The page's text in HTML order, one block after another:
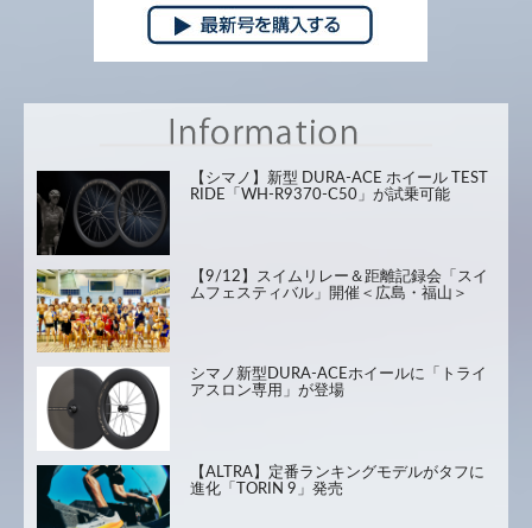
【シマノ】新型 DURA-ACE ホイール TEST
RIDE「WH-R9370-C50」が試乗可能
【9/12】スイムリレー＆距離記録会「スイ
ムフェスティバル」開催＜広島・福山＞
シマノ新型DURA-ACEホイールに「トライ
アスロン専用」が登場
【ALTRA】定番ランキングモデルがタフに
進化「TORIN 9」発売